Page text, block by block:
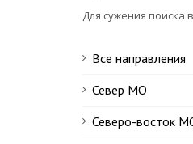
Для сужения поиска
Все направления
Север МО
Северо-восток